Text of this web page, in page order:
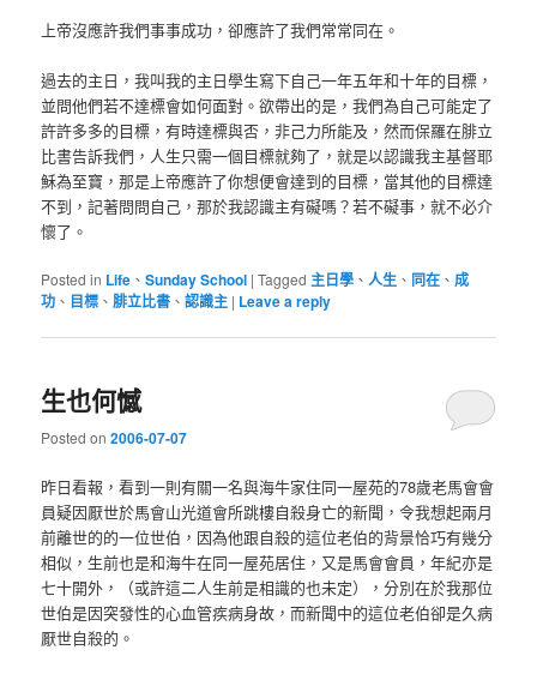
上帝沒應許我們事事成功，卻應許了我們常常同在。
過去的主日，我叫我的主日學生寫下自己一年五年和十年的目標，
並問他們若不達標會如何面對。欲帶出的是，我們為自己可能定了
許許多多的目標，有時達標與否，非己力所能及，然而保羅在腓立
比書告訴我們，人生只需一個目標就夠了，就是以認識我主基督耶
穌為至寶，那是上帝應許了你想便會達到的目標，當其他的目標達
不到，記著問問自己，那於我認識主有礙嗎？若不礙事，就不必介
懷了。
Posted in Life 、Sunday School |Tagged 主日學 、人生 、 同在 、 成
功 、 目標 、腓立比書 、認識主 | Leave a reply
生也何憾
Posted on2006-07-07
昨日看報，看到一則有關一名與海牛家住同一屋苑的78歲老馬會會
員疑因厭世於馬會山光道會所跳樓自殺身亡的新聞，令我想起兩月
前離世的的一位世伯，因為他跟自殺的這位老伯的背景恰巧有幾分
相似，生前也是和海牛在同一屋苑居住，又是馬會會員，年紀亦是
七十開外，（或許這二人生前是相識的也未定），分別在於我那位
世伯是因突發性的心血管疾病身故，而新聞中的這位老伯卻是久病
厭世自殺的。